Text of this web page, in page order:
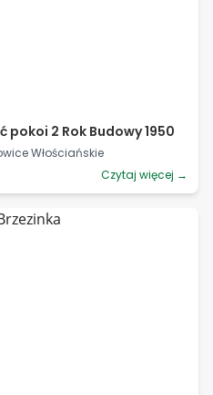
pokoi 2 Rok Budowy 1950
Włościańskie
Czytaj więcej →